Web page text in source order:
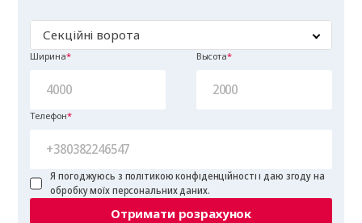
Секційні ворота
Ширина Высота
Телефон
Я погоджуюсь з політикою конфіденційності і даю згоду на
обробку моїх персональних даних.
Отримати розрахунок